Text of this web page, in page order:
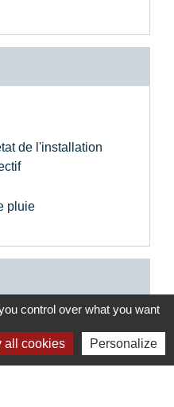
de l'installation
pluie
non collectif open_in_new
communal
control over what you want
all cookies Personalize